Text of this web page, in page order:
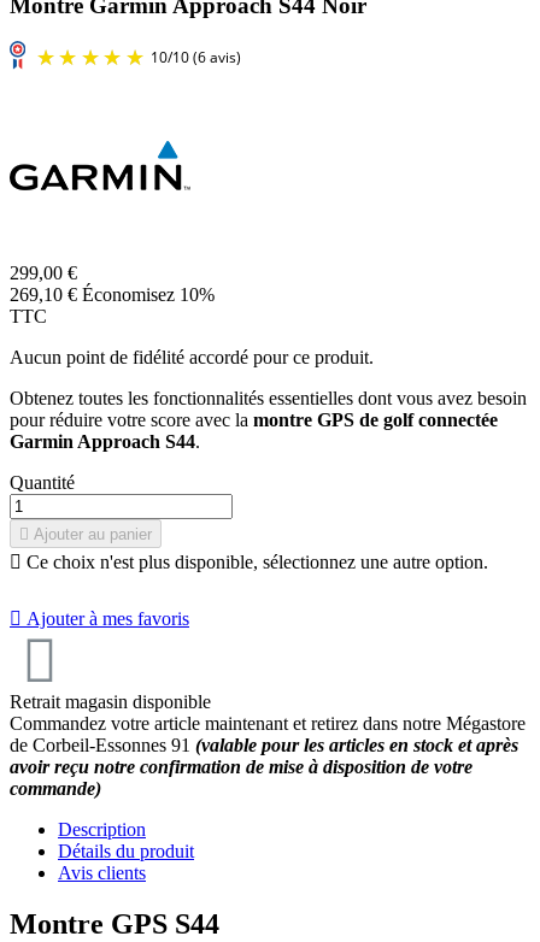
Montre Garmin Approach S44 Noir
299,00 €
269,10 € Économisez 10%
TTC
Aucun point de fidélité accordé pour ce produit.
Obtenez toutes les fonctionnalités essentielles dont vous avez besoin
pour réduire votre score avec la montre GPS de golf connectée
Garmin Approach S44.
Quantité
 Ajouter au panier
 Ce choix n'est plus disponible, sélectionnez une autre option.
 Ajouter à mes favoris
Retrait magasin disponible
Commandez votre article maintenant et retirez dans notre Mégastore
de Corbeil-Essonnes 91 (valable pour les articles en stock et après
avoir reçu notre confirmation de mise à disposition de votre
commande)
Description
Détails du produit
Avis clients
Montre GPS S44